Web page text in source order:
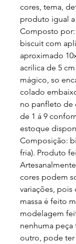
cores, tema,
produto igual
Composto por:
biscuit com
aproximado
acrilica de 5
mágico, so
colado
no panfleto de
de 1 á 9
estoque
Composição:
fria). Produto
cores podem
variações,
massa é feito
modelagem
nenhuma peça
outro, pode ter